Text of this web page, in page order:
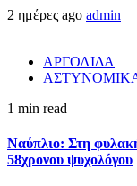
2 ημέρες ago admin
ΑΡΓΟΛΙΔΑ
1 min read
Ναύπλιο: Στη φυλακή
58χρονου ψυχολόγου